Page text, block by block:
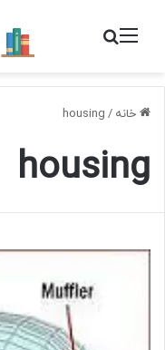
منو جستجو برای
خانه /
housing
housing